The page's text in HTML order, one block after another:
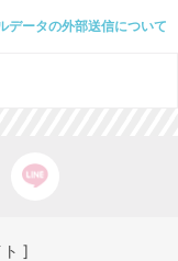
データの外部送信について
ト ]